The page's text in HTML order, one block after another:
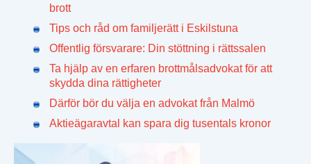
brott
Tips och råd om familjerätt i Eskilstuna
Offentlig försvarare: Din stöttning i rättssalen
Ta hjälp av en erfaren brottmålsadvokat för att
skydda dina rättigheter
Därför bör du välja en advokat från Malmö
Aktieägaravtal kan spara dig tusentals kronor